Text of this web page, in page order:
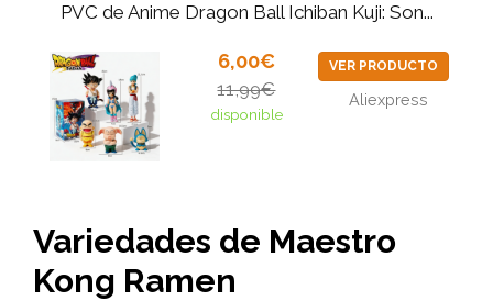
PVC de Anime Dragon Ball Ichiban Kuji: Son...
6,00€
11,99€
disponible
VER PRODUCTO
Aliexpress
Variedades de Maestro
Kong Ramen